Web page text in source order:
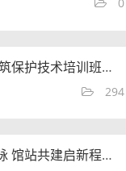
2026年文物建筑保护技术培训班开班仪式在曲阜举办
294
省地协同护文脉 馆站共建启新程——《鲁国故城遗址博物馆共建合作框架协议》签约仪式顺利举行